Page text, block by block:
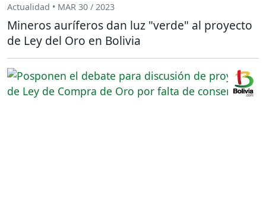
Actualidad • MAR 30 / 2023
Mineros auríferos dan luz "verde" al proyecto
de Ley del Oro en Bolivia